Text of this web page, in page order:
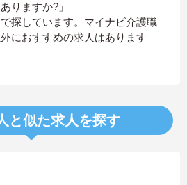
りますか?」
で探しています。マイナビ介護職
におすすめの求人はあります
と似た求人を探す